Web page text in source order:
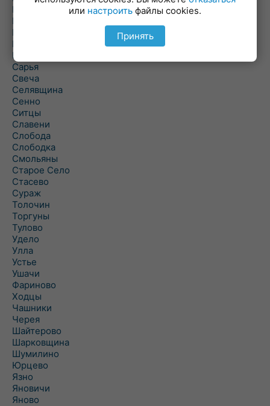
Полоцк
Поставы
Прозороки
Россоны
Руба
Сарья
Свеча
Селявщина
Сенно
Ситцы
Славени
Слобода
Слободка
Смольяны
Старое Село
Стасево
Сураж
Толочин
Торгуны
Тулово
Удело
Улла
Устье
Ушачи
Фариново
Ходцы
Чашники
Черея
Шайтерово
Шарковщина
Шумилино
Юрцево
Язно
Яновичи
Яново
или настроить файлы cookies.
Принять